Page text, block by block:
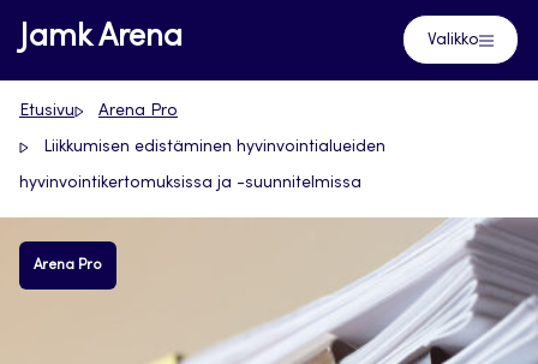
Siirry
suoraan
sisältöön
Jamk Arena Valikko
Etusivu Arena Pro
Liikkumisen edistäminen hyvinvointialueiden
hyvinvointikertomuksissa ja -suunnitelmissa
Arena Pro